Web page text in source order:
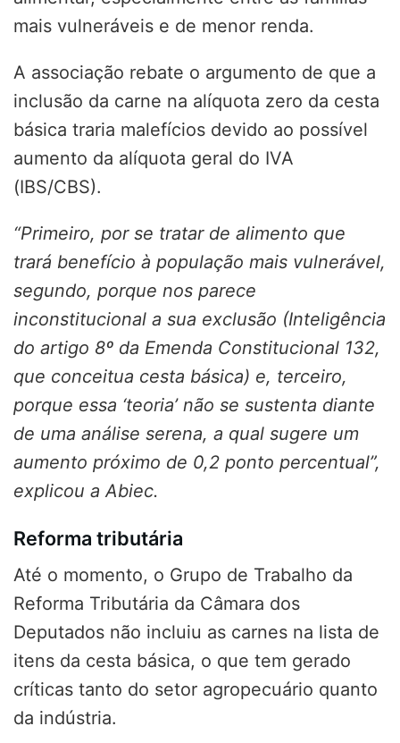
mais vulneráveis e de menor renda.
A associação rebate o argumento de que a
inclusão da carne na alíquota zero da cesta
básica traria malefícios devido ao possível
aumento da alíquota geral do IVA
(IBS/CBS).
“Primeiro, por se tratar de alimento que
trará benefício à população mais vulnerável,
segundo, porque nos parece
inconstitucional a sua exclusão (Inteligência
do artigo 8º da Emenda Constitucional 132,
que conceitua cesta básica) e, terceiro,
porque essa ‘teoria’ não se sustenta diante
de uma análise serena, a qual sugere um
aumento próximo de 0,2 ponto percentual”,
explicou a Abiec.
Reforma tributária
Até o momento, o Grupo de Trabalho da
Reforma Tributária da Câmara dos
Deputados não incluiu as carnes na lista de
itens da cesta básica, o que tem gerado
críticas tanto do setor agropecuário quanto
da indústria.